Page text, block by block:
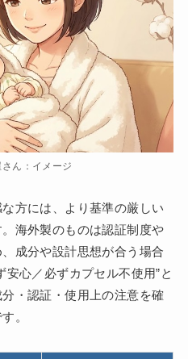
ん：イメージ
方には、より基準の厳しい
海外製のものは認証制度や
成分や設計思想が合う場合
安心／必ずカプセル不使用”と
・認証・使用上の注意を確
。